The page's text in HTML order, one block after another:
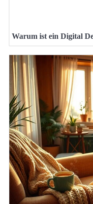
Warum ist ein Digital